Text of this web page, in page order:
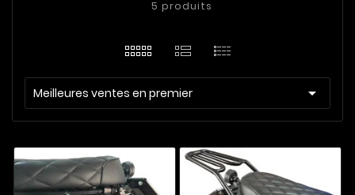
5 produits
Meilleures ventes en premier 